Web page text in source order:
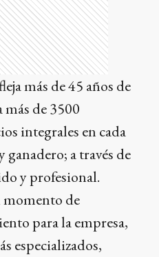
más de 45 años de
de 3500
integrales en cada
a través de
y profesional.
momento de
para la empresa,
especializados,